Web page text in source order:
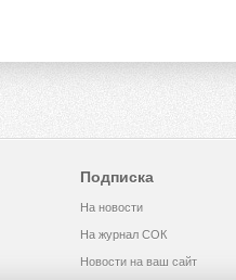
Подписка
На новости
На журнал СОК
Новости на ваш сайт